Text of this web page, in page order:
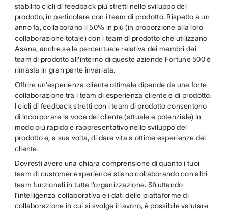
stabilito cicli di feedback più stretti nello sviluppo del
prodotto, in particolare con i team di prodotto. Rispetto a un
anno fa, collaborano il 50% in più (in proporzione alla loro
collaborazione totale) con i team di prodotto che utilizzano
Asana, anche se la percentuale relativa dei membri dei
team di prodotto all'interno di queste aziende Fortune 500 è
rimasta in gran parte invariata.
Offrire un’esperienza cliente ottimale dipende da una forte
collaborazione tra i team di esperienza cliente e di prodotto.
I cicli di feedback stretti con i team di prodotto consentono
di incorporare la voce del cliente (attuale e potenziale) in
modo più rapido e rappresentativo nello sviluppo del
prodotto e, a sua volta, di dare vita a ottime esperienze del
cliente.
Dovresti avere una chiara comprensione di quanto i tuoi
team di customer experience stiano collaborando con altri
team funzionali in tutta l’organizzazione. Sfruttando
l’intelligenza collaborativa e i dati delle piattaforme di
collaborazione in cui si svolge il lavoro, è possibile valutare